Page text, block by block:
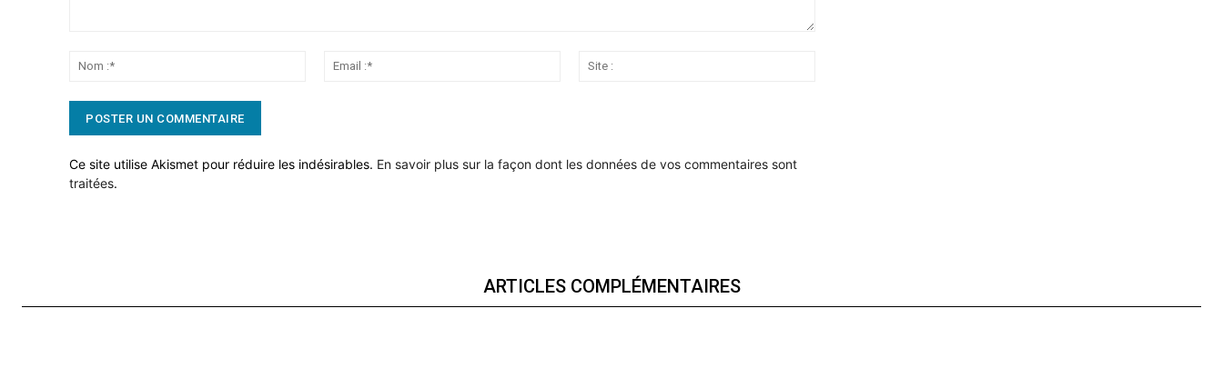
Email
Ce site utilise Akismet pour réduire les indésirables. En savoir plus sur la façon dont les données de vos commentaires sont
traitées.
ARTICLES COMPLÉMENTAIRES